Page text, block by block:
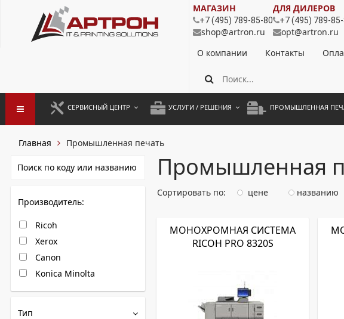
МАГАЗИН
+7 (495) 789-85-80
shop@artron.ru
ДЛЯ ДИЛЕРОВ
+7 (495) 789-
opt@artron.ru
О компании
Контакты
СЕРВИСНЫЙ ЦЕНТР
РЕГЛАМЕНТНЫЕ РАБОТЫ
ПРОФИЛАКТИКА И ТО
РАЗОВЫЕ РЕМОНТЫ
УСЛУГИ / РЕШЕНИЯ
ПОКОПИЙНАЯ ПЕЧАТЬ
КОНТРОЛЬ ПЕЧАТИ
АРЕНДА ОБОРУДОВАНИЯ
ПРОМЫШЛЕННАЯ
Главная Промышленная печать
Производитель:
Ricoh
Xerox
Canon
Konica Minolta
Тип
Промышленная
Сортировать по: цене названию
МОНОХРОМНАЯ СИСТЕМА
RICOH PRO 8320S